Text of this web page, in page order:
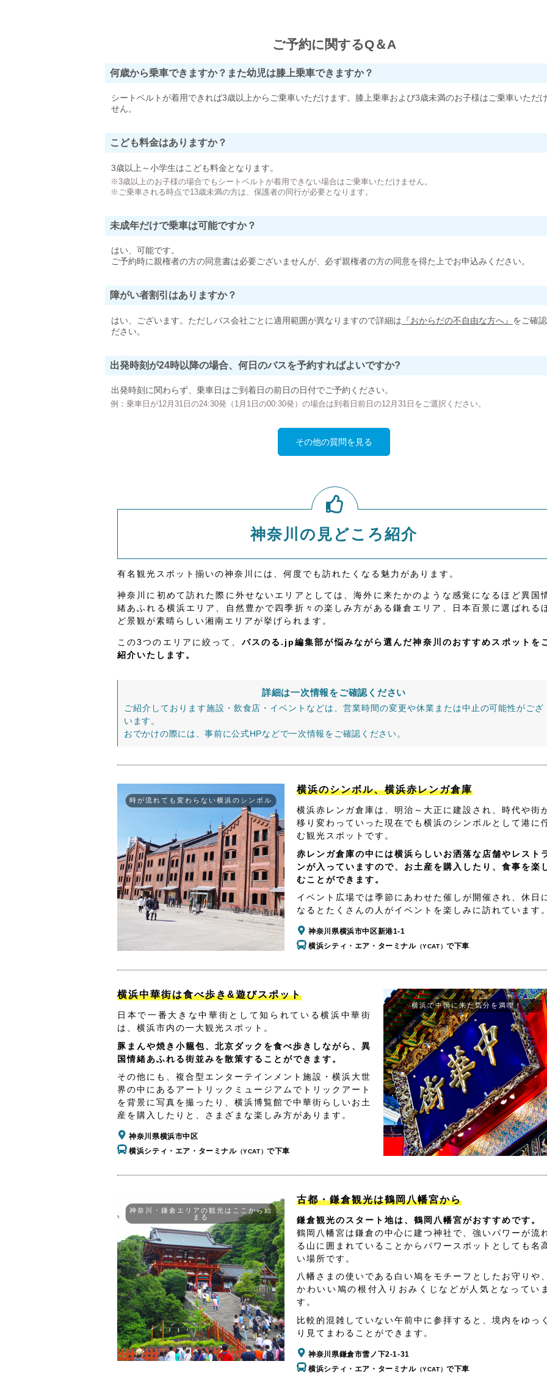
ご予約に関するQ＆A
何歳から乗車できますか？また幼児は膝上乗車できますか？
シートベルトが着用できれば3歳以上からご乗車いただけます。膝上乗車および3歳未満のお子様はご乗車いただ
せん。
こども料金はありますか？
3歳以上～小学生はこども料金となります。
※3歳以上のお子様の場合でもシートベルトが着用できない場合はご乗車いただけません。
※ご乗車される時点で13歳未満の方は、保護者の同行が必要となります。
未成年だけで乗車は可能ですか？
はい、可能です。
ご予約時に親権者の方の同意書は必要ございませんが、必ず親権者の方の同意を得た上でお申込みください。
障がい者割引はありますか？
はい、ございます。ただしバス会社ごとに適用範囲が異なりますので詳細は 『おからだの不自由な方へ』 をご確
ださい。
出発時刻が24時以降の場合、何日のバスを予約すればよいですか?
出発時刻に関わらず、乗車日はご到着日の前日の日付でご予約ください。
例：乗車日が12月31日の24:30発（1月1日の00:30発）の場合は到着日前日の12月31日をご選択ください。
その他の質問を見る
神奈川の見どころ紹介
有名観光スポット揃いの神奈川には、何度でも訪れたくなる魅力があります。
神奈川に初めて訪れた際に外せないエリアとしては、海外に来たかのような感覚になるほど異国
緒あふれる横浜エリア、自然豊かで四季折々の楽しみ方がある鎌倉エリア、日本百景に選ばれる
ど景観が素晴らしい湘南エリアが挙げられます。
この3つのエリアに絞って、 バスのる.jp編集部が悩みながら選んだ神奈川のおすすめスポットを
紹介いたします。
詳細は一次情報をご確認ください
ご紹介しております施設・飲食店・イベントなどは、営業時間の変更や休業または中止の可能性がござ
います。
おでかけの際には、事前に公式HPなどで一次情報をご確認ください。
時が流れても変わらない横浜のシンボル
横浜のシンボル、横浜赤レンガ倉庫
横浜赤レンガ倉庫は、明治～大正に建設され、時代や街
移り変わっていった現在でも横浜のシンボルとして港に
む観光スポットです。
赤レンガ倉庫の中には横浜らしいお洒落な店舗やレスト
ンが入っていますので、お土産を購入したり、食事を楽
むことができます。
イベント広場では季節にあわせた催しが開催され、休日
なるとたくさんの人がイベントを楽しみに訪れています
神奈川県横浜市中区新港1-1
横浜シティ・エア・ターミナル（YCAT）で下車
横浜中華街は食べ歩き&遊びスポット
日本で一番大きな中華街として知られている横浜中華街
は、横浜市内の一大観光スポット。
豚まんや焼き小籠包、北京ダックを食べ歩きしながら、異
国情緒あふれる街並みを散策することができます。
その他にも、複合型エンターテインメント施設・横浜大世
界の中にあるアートリックミュージアムでトリックアート
を背景に写真を撮ったり、横浜博覧館で中華街らしいお土
産を購入したりと、さまざまな楽しみ方があります。
神奈川県横浜市中区
横浜シティ・エア・ターミナル（YCAT）で下車
横浜で中国に来た気分を満喫！
神奈川・鎌倉エリアの観光はここから始
まる
古都・鎌倉観光は鶴岡八幡宮から
鎌倉観光のスタート地は、鶴岡八幡宮がおすすめです。
鶴岡八幡宮は鎌倉の中心に建つ神社で、強いパワーが流
る山に囲まれていることからパワースポットとしても名
い場所です。
八幡さまの使いである白い鳩をモチーフとしたお守りや
かわいい鳩の根付入りおみくじなどが人気となってい
す。
比較的混雑していない午前中に参拝すると、境内をゆっ
り見てまわることができます。
神奈川県鎌倉市雪ノ下2-1-31
横浜シティ・エア・ターミナル（YCAT）で下車